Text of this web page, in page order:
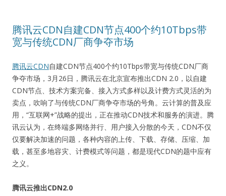
腾讯云CDN自建CDN节点400个约10Tbps带
宽与传统CDN厂商争夺市场
腾讯云CDN自建CDN节点400个约10Tbps带宽与传统CDN厂商
争夺市场，3月26日，腾讯云在北京宣布推出CDN 2.0，以自建
CDN节点、技术方案完备、接入方式多样以及计费方式灵活的为
卖点，吹响了与传统CDN厂商争夺市场的号角。 云计算的普及应
用，“互联网+”战略的提出，正在推动CDN技术和服务的演进。腾
讯云认为，在终端多网络并行、用户接入分散的今天，CDN不仅
仅要解决加速的问题，各种内容的上传、下载、存储、压缩、加
载，甚至多地容灾、计费模式等问题，都是现代CDN的题中应有
之义。
腾讯云推出CDN2.0